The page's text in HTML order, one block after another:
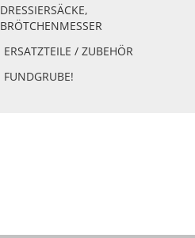
DRESSIERSÄCKE,
BRÖTCHENMESSER
ERSATZTEILE / ZUBEHÖR
FUNDGRUBE!